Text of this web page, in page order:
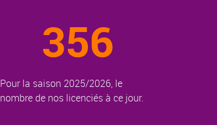
356
Pour la saison 2025/2026, le
nombre de nos licenciés à ce jour.